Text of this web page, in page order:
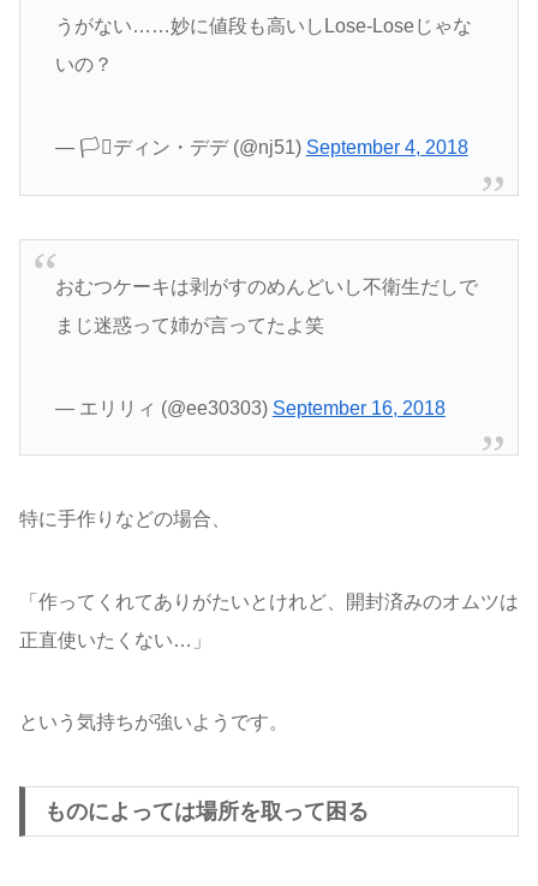
うがない……妙に値段も高いしLose-Loseじゃな
いの？
— 🏳️‍⚧️ディン・デデ (@nj51) September 4, 2018
おむつケーキは剥がすのめんどいし不衛生だしで
まじ迷惑って姉が言ってたよ笑
— エリリィ (@ee30303) September 16, 2018
特に手作りなどの場合、
「作ってくれてありがたいとけれど、開封済みのオムツは
正直使いたくない…」
という気持ちが強いようです。
ものによっては場所を取って困る